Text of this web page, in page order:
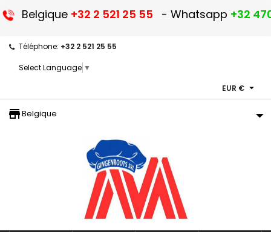
Belgique +32 2 521 25 55 - Whatsapp +32
Téléphone: +32 2 521 25 55
Select Language ▼
EUR € 
storefront
Belgique